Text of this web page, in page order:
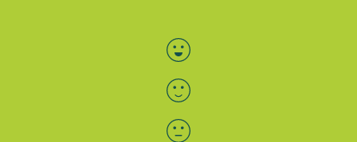
Bewertung auswählen